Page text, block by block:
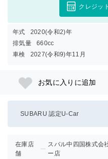
クレジッ
年式 2020(令和2)年
排気量
660cc
車検
2027(令和9)年11月
お気に入りに追加
SUBARU 認定U-Car
在庫店
舗
スバル中四国株式
ー店